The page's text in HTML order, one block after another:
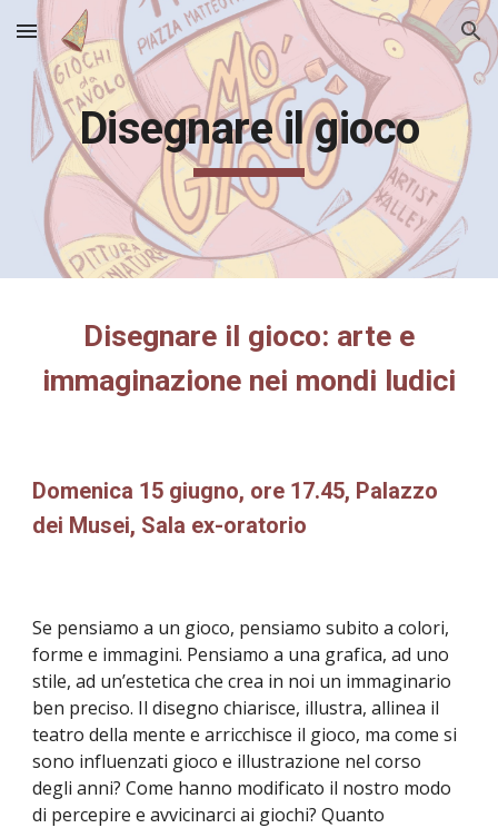
Skip to main content Skip to navigation
Disegnare il gioco
Disegnare il gioco: arte e
immaginazione nei mondi ludici
Domenica 15 giugno, ore 17.45, Palazzo
dei Musei, Sala ex-oratorio
Se pensiamo a un gioco, pensiamo subito a colori,
forme e immagini. Pensiamo a una grafica, ad uno
stile, ad un’estetica che crea in noi un immaginario
ben preciso. Il disegno chiarisce, illustra, allinea il
teatro della mente e arricchisce il gioco, ma come si
sono influenzati gioco e illustrazione nel corso
degli anni? Come hanno modificato il nostro modo
di percepire e avvicinarci ai giochi? Quanto